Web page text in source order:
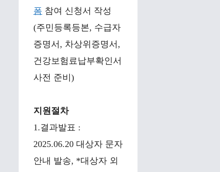
폼 참여 신청서 작성
(주민등록등본, 수급자
증명서, 차상위증명서,
건강보험료납부확인서
사전 준비)
지원절차
1.결과발표 :
2025.06.20 대상자 문자
안내 발송, *대상자 외